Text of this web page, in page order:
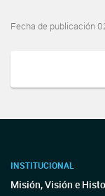
Fecha de publicación
INSTITUCIONAL
Misión, Visión e